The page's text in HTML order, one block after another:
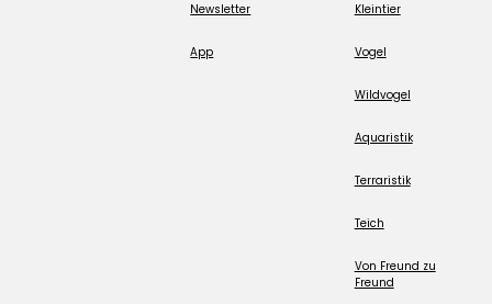
Newsletter
App
Kleintier
Vogel
Wildvogel
Aquaristik
Terraristik
Teich
Von Freund zu
Freund